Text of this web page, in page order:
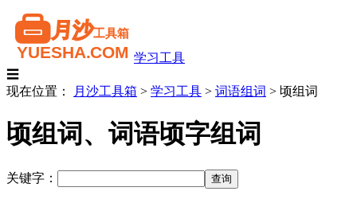
学习工具
☰
现在位置：
月沙工具箱 > 学习工具 > 词语组词 > 顷组词
顷组词、词语顷字组词
关键字：